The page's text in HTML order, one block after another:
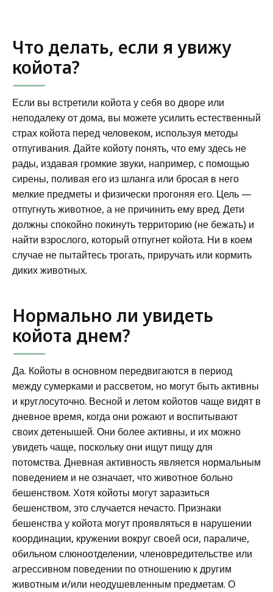
Что делать, если я увижу
койота?
Если вы встретили койота у себя во дворе или
неподалеку от дома, вы можете усилить естественный
страх койота перед человеком, используя методы
отпугивания. Дайте койоту понять, что ему здесь не
рады, издавая громкие звуки, например, с помощью
сирены, поливая его из шланга или бросая в него
мелкие предметы и физически прогоняя его. Цель —
отпугнуть животное, а не причинить ему вред. Дети
должны спокойно покинуть территорию (не бежать) и
найти взрослого, который отпугнет койота. Ни в коем
случае не пытайтесь трогать, приручать или кормить
диких животных.
Нормально ли увидеть
койота днем?
Да. Койоты в основном передвигаются в период
между сумерками и рассветом, но могут быть активны
и круглосуточно. Весной и летом койотов чаще видят в
дневное время, когда они рожают и воспитывают
своих детенышей. Они более активны, и их можно
увидеть чаще, поскольку они ищут пищу для
потомства. Дневная активность является нормальным
поведением и не означает, что животное больно
бешенством. Хотя койоты могут заразиться
бешенством, это случается нечасто. Признаки
бешенства у койота могут проявляться в нарушении
координации, кружении вокруг своей оси, параличе,
обильном слюноотделении, членовредительстве или
агрессивном поведении по отношению к другим
животным и/или неодушевленным предметам. О